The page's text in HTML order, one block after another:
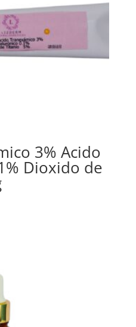
3% Acido
Dioxido de